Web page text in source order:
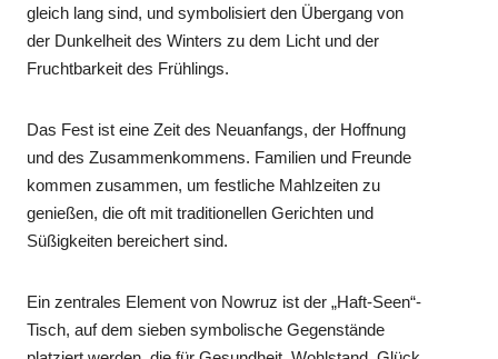
gleich lang sind, und symbolisiert den Übergang von
der Dunkelheit des Winters zu dem Licht und der
Fruchtbarkeit des Frühlings.
Das Fest ist eine Zeit des Neuanfangs, der Hoffnung
und des Zusammenkommens. Familien und Freunde
kommen zusammen, um festliche Mahlzeiten zu
genießen, die oft mit traditionellen Gerichten und
Süßigkeiten bereichert sind.
Ein zentrales Element von Nowruz ist der „Haft-Seen“-
Tisch, auf dem sieben symbolische Gegenstände